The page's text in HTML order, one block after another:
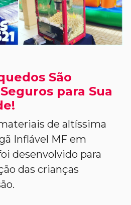
São
para Sua
de altíssima
Inflável MF em
desenvolvido para
das crianças